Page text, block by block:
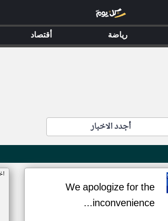
أجدد الاخبار
We apologize for the
inconvenience...
رياضة أقتصاد